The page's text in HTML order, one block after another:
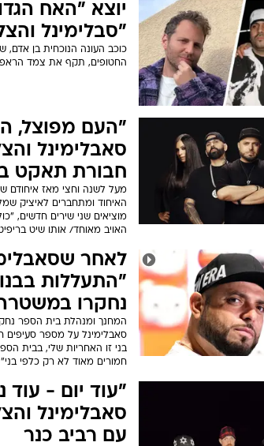
יוצא "האח
"סבלימינל
כוכב העונה הנוכחית בן
החטופים, תקף את צמד
"העם מפוצל,
סאבלימינל
חבורת תאקט
מעל לשנה וחצי מאז איחודם
מוציאים שני שירים חדשים,
האויב מאוחד/ אותו שיט
לאחר
"התעללות
נחקרו
המחנך ומנהלת בית הספר
סאבלימינל על מספר סעיפים
בני זו האחריות שלי, בבית
חמורים מאוד לא רק כלפי בני"
"עוד יום - עוד
סאבלימינל
עם רביב כנר